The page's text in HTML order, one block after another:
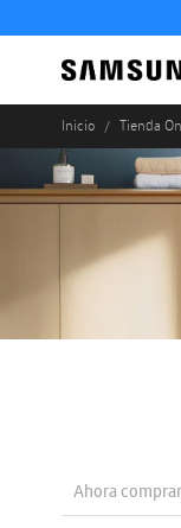
Inicio Tienda
Ahora